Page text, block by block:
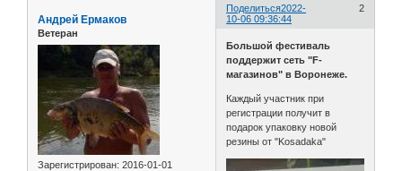
Поделиться 2
2022-
10-06 09:36:44
Андрей Ермаков
Ветеран
Зарегистрирован: 2016-01-01
Большой фестиваль
поддержит сеть "F-
магазинов" в Воронеже.
Каждый участник при
регистрации получит в
подарок упаковку новой
резины от "Kosadaka"